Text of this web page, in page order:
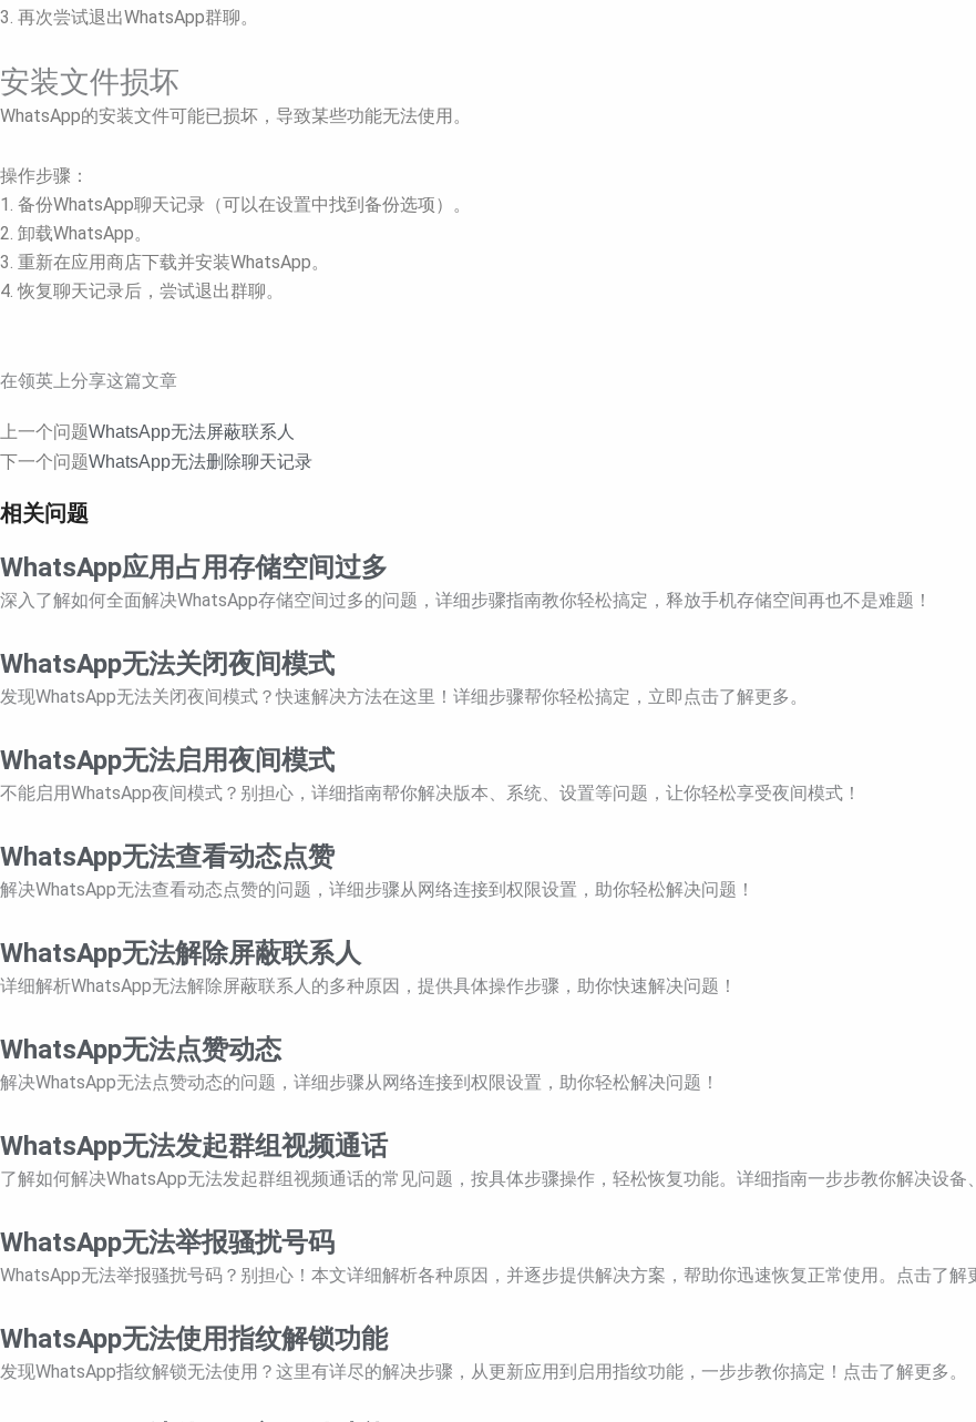
3. 再次尝试退出WhatsApp群聊。
安装文件损坏
WhatsApp的安装文件可能已损坏，导致某些功能无法使用。
操作步骤：
1. 备份WhatsApp聊天记录（可以在设置中找到备份选项）。
2. 卸载WhatsApp。
3. 重新在应用商店下载并安装WhatsApp。
4. 恢复聊天记录后，尝试退出群聊。
在领英上分享这篇文章
Prev
上一个问题WhatsApp无法屏蔽联系人
下一个问题WhatsApp无法删除聊天记录
相关问题
WhatsApp应用占用存储空间过多
深入了解如何全面解决WhatsApp存储空间过多的问题，详细步骤指南教你轻松搞定，释放手机存储空间再也不是难题！
WhatsApp无法关闭夜间模式
发现WhatsApp无法关闭夜间模式？快速解决方法在这里！详细步骤帮你轻松搞定，立即点击了解更多。
WhatsApp无法启用夜间模式
不能启用WhatsApp夜间模式？别担心，详细指南帮你解决版本、系统、设置等问题，让你轻松享受夜间模式！
WhatsApp无法查看动态点赞
解决WhatsApp无法查看动态点赞的问题，详细步骤从网络连接到权限设置，助你轻松解决问题！
WhatsApp无法解除屏蔽联系人
详细解析WhatsApp无法解除屏蔽联系人的多种原因，提供具体操作步骤，助你快速解决问题！
WhatsApp无法点赞动态
解决WhatsApp无法点赞动态的问题，详细步骤从网络连接到权限设置，助你轻松解决问题！
WhatsApp无法发起群组视频通话
了解如何解决WhatsApp无法发起群组视频通话的常见问题，按具体步骤操作，轻松恢复功能。详细指南一步步教你解决设备
WhatsApp无法举报骚扰号码
WhatsApp无法举报骚扰号码？别担心！本文详细解析各种原因，并逐步提供解决方案，帮助你迅速恢复正常使用。点击了解
WhatsApp无法使用指纹解锁功能
发现WhatsApp指纹解锁无法使用？这里有详尽的解决步骤，从更新应用到启用指纹功能，一步步教你搞定！点击了解更多。